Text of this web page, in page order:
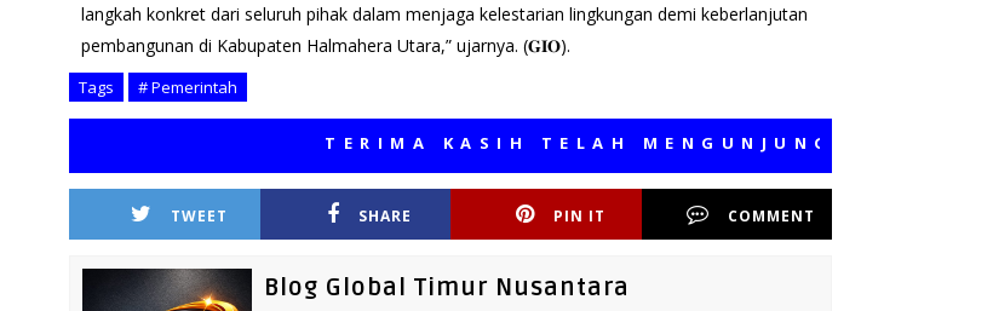
langkah konkret dari seluruh pihak dalam menjaga kelestarian lingkungan demi keberlanjutan
pembangunan di Kabupaten Halmahera Utara,” ujarnya. (𝐆𝐈𝐎).
Tags # Pemerintah
TERIMA KASIH TELAH MENGUNJUNGI MEDIA KAMI,
TWEET SHARE PIN IT COMMENT
Blog Global Timur Nusantara